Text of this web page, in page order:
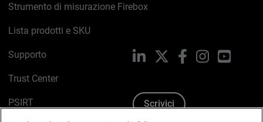
Strumento di misurazione Firebox
Lista prodotti e SKU
Supporto
Trust Center
PSIRT
LinkedIn FacebookInstagram
Scrivici